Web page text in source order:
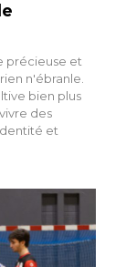
précieuse et
n'ébranle.
bien plus
des
et